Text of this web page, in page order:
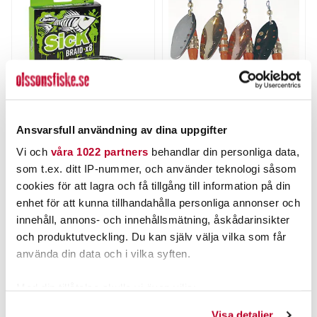
Ansvarsfull användning av dina uppgifter
Vi och våra 1022 partners behandlar din personliga data,
som t.ex. ditt IP-nummer, och använder teknologi såsom
cookies för att lagra och få tillgång till information på din
enhet för att kunna tillhandahålla personliga annonser och
innehåll, annons- och innehållsmätning, åskådarinsikter
och produktutveckling. Du kan själv välja vilka som får
använda din data och i vilka syften.
BERKLEY
Berkley Sick Braid HV
Yellow 150m
Nuvarande pris:
249,00 krTidigare pris :
339,00 kr
249,00 kr
339,00 kr
LÄS MER
MYRAN
TONI spinnare 18g
Nuvarande pris:
70,00 krTidigare pris:
89,00 kr
70,00 kr
FINNS I LAGER.
LÄS MER